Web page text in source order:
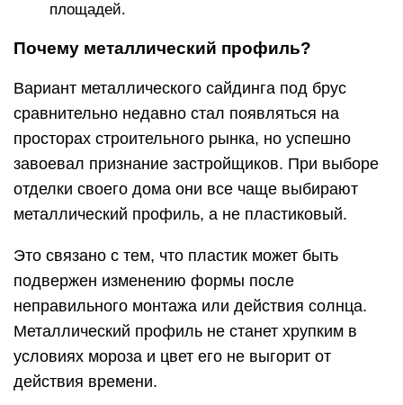
площадей.
Почему металлический профиль?
Вариант металлического сайдинга под брус
сравнительно недавно стал появляться на
просторах строительного рынка, но успешно
завоевал признание застройщиков. При выборе
отделки своего дома они все чаще выбирают
металлический профиль, а не пластиковый.
Это связано с тем, что пластик может быть
подвержен изменению формы после
неправильного монтажа или действия солнца.
Металлический профиль не станет хрупким в
условиях мороза и цвет его не выгорит от
действия времени.